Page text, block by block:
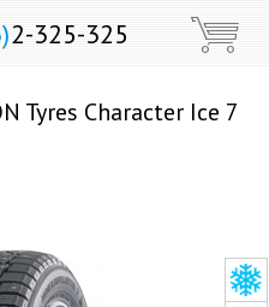
2-325-325
Tyres Character Ice 7